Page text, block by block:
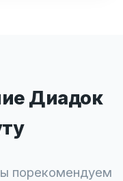
Диадок
порекомендуем